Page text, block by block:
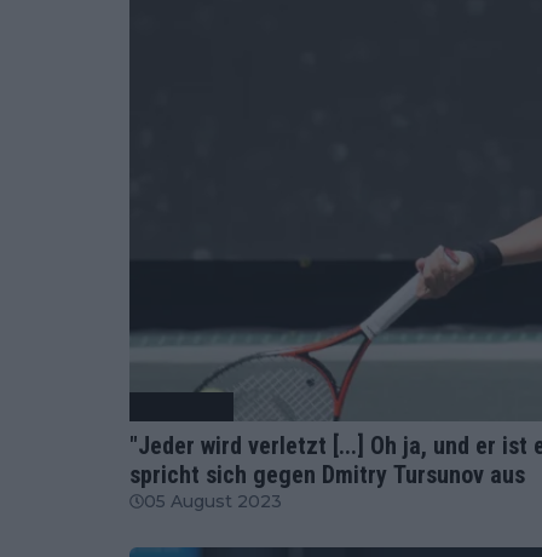
"Jeder wird verletzt [...] Oh ja, und er ist
spricht sich gegen Dmitry Tursunov aus
05 August 2023